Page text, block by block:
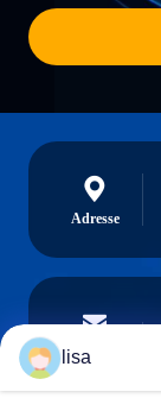
Adresse
E-mail
lisa